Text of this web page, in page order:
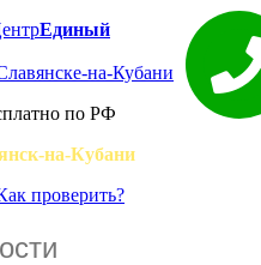
Единый
на-Кубани
по РФ
на-Кубани
проверить?